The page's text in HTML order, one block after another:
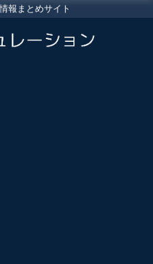
報まとめサイト